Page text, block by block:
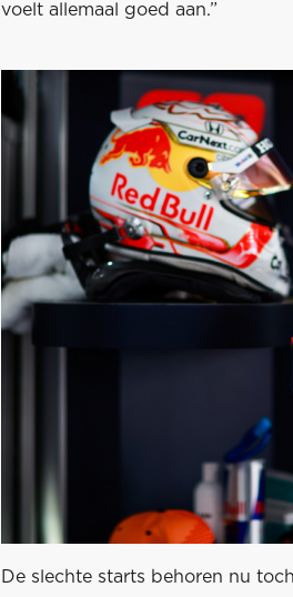
voelt allemaal goed aan.”
De slechte starts behoren nu